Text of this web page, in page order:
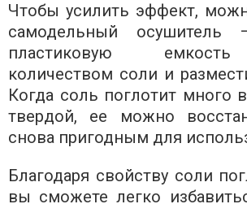
Чтобы усилить эффект,
самодельный осушитель
пластиковую
количеством соли и
Когда соль поглотит много
твердой, ее можно
снова пригодным для
Благодаря свойству соли
вы сможете легко